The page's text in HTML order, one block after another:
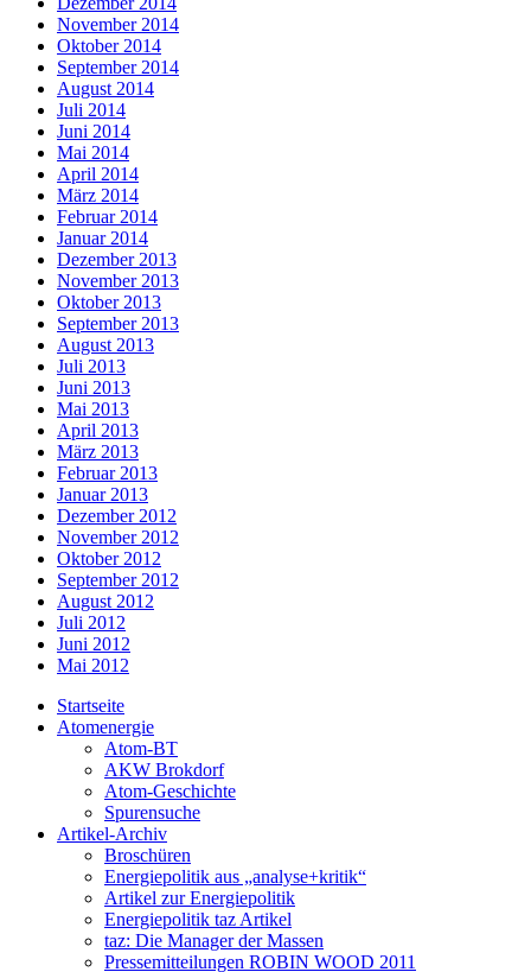
November 2014
Oktober 2014
September 2014
August 2014
Juli 2014
Juni 2014
Mai 2014
April 2014
März 2014
Februar 2014
Januar 2014
Dezember 2013
November 2013
Oktober 2013
September 2013
August 2013
Juli 2013
Juni 2013
Mai 2013
April 2013
März 2013
Februar 2013
Januar 2013
Dezember 2012
November 2012
Oktober 2012
September 2012
August 2012
Juli 2012
Juni 2012
Mai 2012
Startseite
Atomenergie
Atom-BT
AKW Brokdorf
Atom-Geschichte
Spurensuche
Artikel-Archiv
Broschüren
Energiepolitik aus „analyse+kritik“
Artikel zur Energiepolitik
Energiepolitik taz Artikel
taz: Die Manager der Massen
Pressemitteilungen ROBIN WOOD 2011